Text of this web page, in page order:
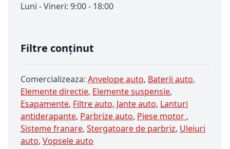
Luni - Vineri: 9:00 - 18:00
Filtre conținut
Comercializeaza: Anvelope auto, Baterii auto,
Elemente directie, Elemente suspensie,
Esapamente, Filtre auto, Jante auto, Lanturi
antiderapante, Parbrize auto, Piese motor ,
Sisteme franare, Stergatoare de parbriz, Uleiuri
auto, Vopsele auto